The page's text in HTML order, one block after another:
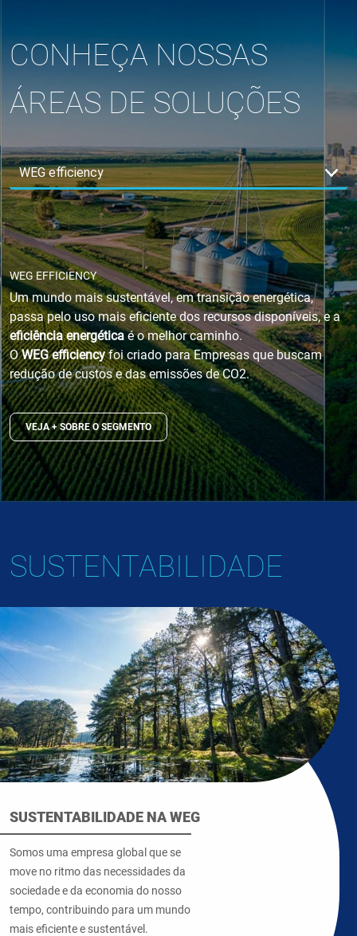
CONHEÇA NOSSAS
ÁREAS DE SOLUÇÕES
WEG EFFICIENCY
Um mundo mais sustentável, em transição energética,
passa pelo uso mais eficiente dos recursos disponíveis, e a
eficiência energéticaé o melhor caminho.
OWEG efficiencyfoi criado para Empresas que buscam
redução de custos e das emissões de CO2.
VEJA + SOBRE O SEGMENTO
SUSTENTABILIDADE
SUSTENTABILIDADE NA WEG
Somos uma empresa global que se
move no ritmo das necessidades da
sociedade e da economia do nosso
tempo, contribuindo para um mundo
mais eficiente e sustentável.